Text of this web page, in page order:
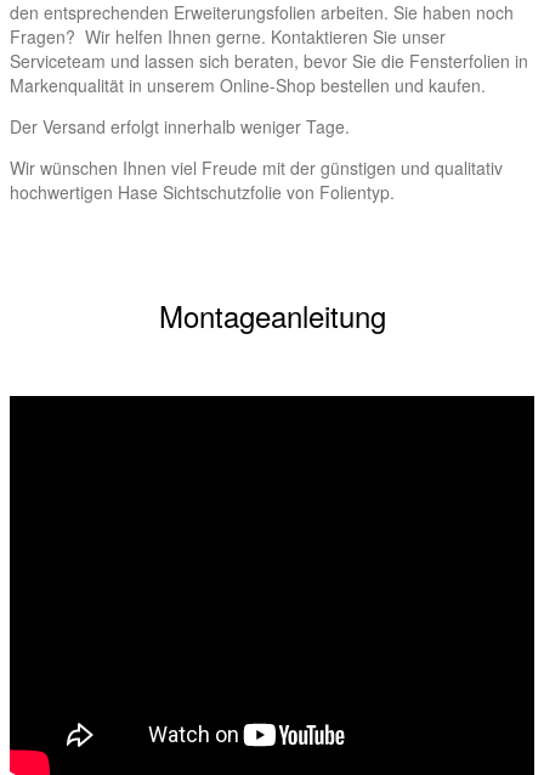
den entsprechenden Erweiterungsfolien arbeiten. Sie haben noch
Fragen? Wir helfen Ihnen gerne. Kontaktieren Sie unser
Serviceteam und lassen sich beraten, bevor Sie die Fensterfolien in
Markenqualität in unserem Online-Shop bestellen und kaufen.
Der Versand erfolgt innerhalb weniger Tage.
Wir wünschen Ihnen viel Freude mit der günstigen und qualitativ
hochwertigen Hase Sichtschutzfolie von Folientyp.
Montageanleitung